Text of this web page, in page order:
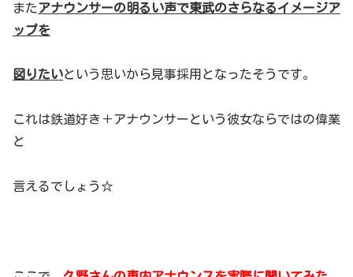
またアナウンサーの明るい声で東武のさらなるイメージア
ップを
図りたいという思いから見事採用となったそうです。
これは鉄道好き＋アナウンサーという彼女ならではの偉業
と
言えるでしょう☆